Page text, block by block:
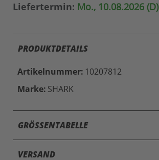
Liefertermin: Mo., 10.08.2026 (D)
PRODUKTDETAILS
Artikelnummer: 10207812
Marke: SHARK
GRÖSSENTABELLE
VERSAND